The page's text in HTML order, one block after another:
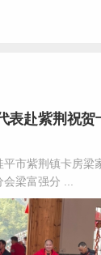
表赴紫荆祝贺
紫荆镇卡房梁
梁富强分 ...